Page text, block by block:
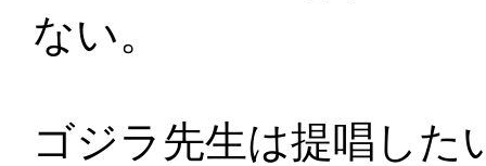
ない。
ゴジラ先生は提唱した